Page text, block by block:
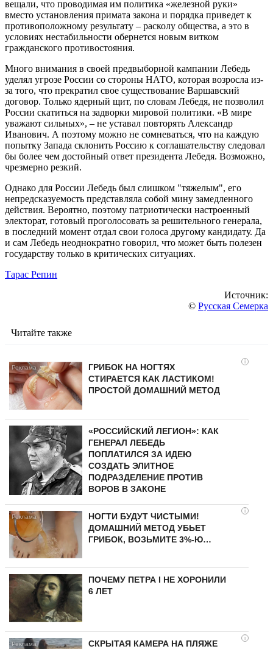
вещали, что проводимая им политика «железной руки»
вместо установления примата закона и порядка приведет к
противоположному результату – расколу общества, а это в
условиях нестабильности обернется новым витком
гражданского противостояния.
Много внимания в своей предвыборной кампании Лебедь
уделял угрозе России со стороны НАТО, которая возросла из-
за того, что прекратил свое существование Варшавский
договор. Только ядерный щит, по словам Лебедя, не позволил
России скатиться на задворки мировой политики. «В мире
уважают сильных», – не уставал повторять Александр
Иванович. А поэтому можно не сомневаться, что на каждую
попытку Запада склонить Россию к соглашательству следовал
бы более чем достойный ответ президента Лебедя. Возможно,
чрезмерно резкий.
Однако для России Лебедь был слишком "тяжелым", его
непредсказуемость представляла собой мину замедленного
действия. Вероятно, поэтому патриотически настроенный
электорат, готовый проголосовать за решительного генерала,
в последний момент отдал свои голоса другому кандидату. Да
и сам Лебедь неоднократно говорил, что может быть полезен
государству только в критических ситуациях.
Тарас Репин
Источник:
© Русская Семерка
Читайте также
i
ГРИБОК НА НОГТЯХ
СТИРАЕТСЯ КАК ЛАСТИКОМ!
ПРОСТОЙ ДОМАШНИЙ МЕТОД
«РОССИЙСКИЙ ЛЕГИОН»: КАК
ГЕНЕРАЛ ЛЕБЕДЬ
ПОПЛАТИЛСЯ ЗА ИДЕЮ
СОЗДАТЬ ЭЛИТНОЕ
ПОДРАЗДЕЛЕНИЕ ПРОТИВ
ВОРОВ В ЗАКОНЕ
i
НОГТИ БУДУТ ЧИСТЫМИ!
ДОМАШНИЙ МЕТОД УБЬЕТ
ГРИБОК, ВОЗЬМИТЕ 3%-Ю…
ПОЧЕМУ ПЕТРА I НЕ ХОРОНИЛИ
6 ЛЕТ
i
СКРЫТАЯ КАМЕРА НА ПЛЯЖЕ